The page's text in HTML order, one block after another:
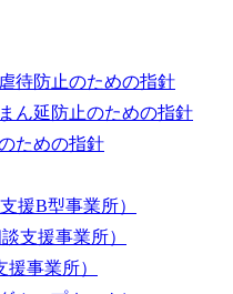
待防止のための指針
ん延防止のための指針
ための指針
援B型事業所）
支援事業所）
援事業所）